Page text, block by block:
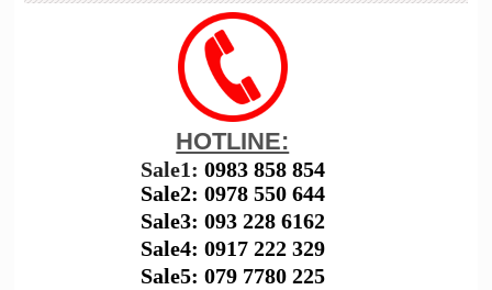
HOTLINE:
Sale1: 0983 858 854
Sale2: 0978 550 644
Sale3: 093 228 6162
Sale4: 0917 222 329
Sale5: 079 7780 225